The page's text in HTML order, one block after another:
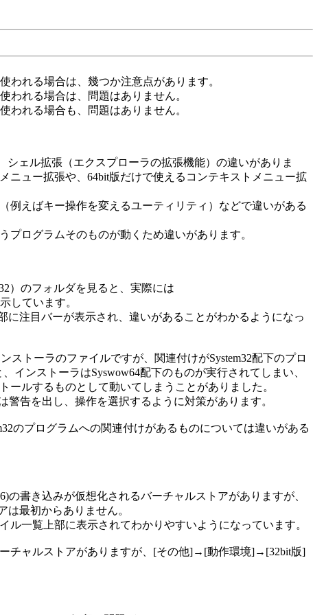
われる場合は、幾つか注意点があります。
われる場合は、問題はありません。
われる場合も、問題はありません。
シェル拡張（エクスプローラの拡張機能）の違いがありま
ニュー拡張や、64bit版だけで使えるコンテキストメニュー拡
例えばキー操作を変えるユーティリティ）などで違いがある
プログラムそのものが動くため違いがあります。
）のフォルダを見ると、実際には
しています。
に注目バーが表示され、違いがあることがわかるようになっ
ストーラのファイルですが、関連付けがSystem32配下のプロ
インストーラはSyswow64配下のものが実行されてしまい、
ールするものとして動いてしまうことがありました。
警告を出し、操作を選択するように対策があります。
のプログラムへの関連付けがあるものについては違いがある
の書き込みが仮想化されるバーチャルストアがありますが、
は最初からありません。
ル一覧上部に表示されてわかりやすいようになっています。
チャルストアがありますが、[その他]→[動作環境]→[32bit版]